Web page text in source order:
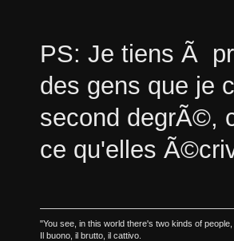
PS: Je tiens Ã
des gens que je
second degrÃ©,
ce qu'elles
"You see, in this world there's two kinds of
Il buono, il brutto, il cattivo.